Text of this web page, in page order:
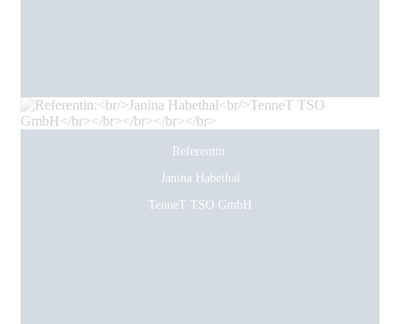
Referentin:
Janina Habethal
TenneT TSO GmbH